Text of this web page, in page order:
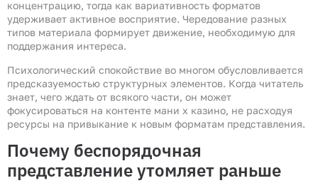
концентрацию, тогда как вариативность форматов
удерживает активное восприятие. Чередование разных
типов материала формирует движение, необходимую для
поддержания интереса.
Психологический спокойствие во многом обусловливается
предсказуемостью структурных элементов. Когда читатель
знает, чего ждать от всякого части, он может
фокусироваться на контенте мани х казино, не расходуя
ресурсы на привыкание к новым форматам представления.
Почему беспорядочная
представление утомляет раньше